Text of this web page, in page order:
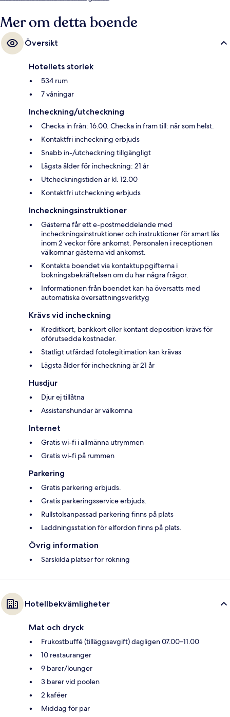
Mer om detta boende
Översikt
Hotellets storlek
534 rum
7 våningar
Incheckning/utcheckning
Checka in från: 16.00. Checka in fram till: när som helst.
Kontaktfri incheckning erbjuds
Snabb in-/utcheckning tillgängligt
Lägsta ålder för incheckning: 21 år
Utcheckningstiden är kl. 12.00
Kontaktfri utcheckning erbjuds
Incheckningsinstruktioner
Gästerna får ett e-postmeddelande med
incheckningsinstruktioner och instruktioner för smart lås
inom 2 veckor före ankomst. Personalen i receptionen
välkomnar gästerna vid ankomst.
Kontakta boendet via kontaktuppgifterna i
bokningsbekräftelsen om du har några frågor.
Informationen från boendet kan ha översatts med
automatiska översättningsverktyg
Krävs vid incheckning
Kreditkort, bankkort eller kontant deposition krävs för
oförutsedda kostnader.
Statligt utfärdad fotolegitimation kan krävas
Lägsta ålder för incheckning är 21 år
Husdjur
Djur ej tillåtna
Assistanshundar är välkomna
Internet
Gratis wi-fi i allmänna utrymmen
Gratis wi-fi på rummen
Parkering
Gratis parkering erbjuds.
Gratis parkeringsservice erbjuds.
Rullstolsanpassad parkering finns på plats
Laddningsstation för elfordon finns på plats.
Övrig information
Särskilda platser för rökning
Hotellbekvämligheter
Mat och dryck
Frukostbuffé (tilläggsavgift) dagligen 07.00–11.00
10 restauranger
9 barer/lounger
3 barer vid poolen
2 kaféer
Middag för par